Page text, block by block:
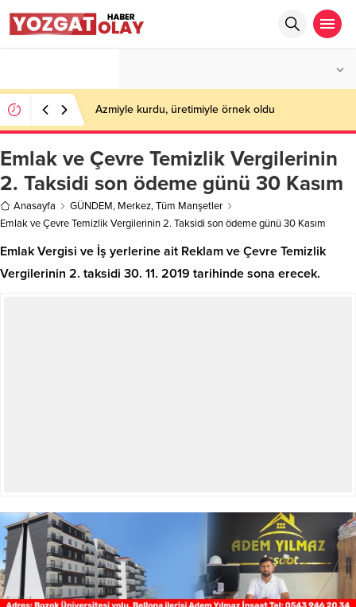
Azmiyle kurdu, üretimiyle örnek oldu
Emlak ve Çevre Temizlik Vergilerinin
2. Taksidi son ödeme günü 30 Kasım
Anasayfa GÜNDEM, Merkez,Tüm Manşetler
Emlak ve Çevre Temizlik Vergilerinin 2. Taksidi son ödeme günü 30 Kasım
Emlak Vergisi ve İş yerlerine ait Reklam ve Çevre Temizlik
Vergilerinin 2. taksidi 30. 11. 2019 tarihinde sona erecek.